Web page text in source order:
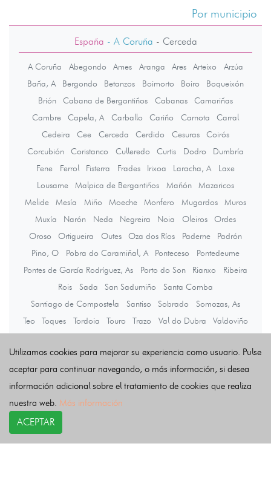
Por municipio
España - A Coruña - Cerceda
A Coruña Abegondo Ames Aranga Ares Arteixo
Arzúa
Baña, A
Bergondo Betanzos Boimorto Boiro
Boqueixón
Brión
Cabana de Bergantiños Cabanas
Camariñas
Cambre
Capela, A Carballo Cariño Carnota
Carral
Cedeira
Cee Cerceda Cerdido Cesuras
Coirós
Corcubión
Coristanco Culleredo Curtis Dodro
Dumbría
Fene
Ferrol Fisterra Frades Irixoa Laracha, A
Laxe
Lousame
Malpica de Bergantiños Mañón
Mazaricos
Melide
Mesía Miño Moeche Monfero Mugardos
Muros
Muxía
Narón Neda Negreira Noia Oleiros
Ordes
Oroso
Ortigueira Outes Oza dos Ríos Paderne
Padrón
Pino, O
Pobra do Caramiñal, A Ponteceso
Pontedeume
Pontes de García Rodríguez, As
Porto do Son Rianxo
Ribeira
Rois
Sada San Sadurniño
Santa Comba
Santiago de Compostela
Santiso Sobrado
Somozas, As
Teo
Toques Tordoia Touro Trazo Val do Dubra
Valdoviño
Últimas noticias
Utilizamos cookies para mejorar su experiencia como usuario. Pulse
aceptar para continuar navegando, o más información, si desea
información adicional sobre el tratamiento de cookies que realiza
nuestra web. Más información
ACEPTAR